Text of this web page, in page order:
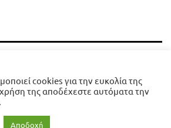
cookies για την ευκολία της
της αποδέχεστε αυτόματα την
Αποδοχή